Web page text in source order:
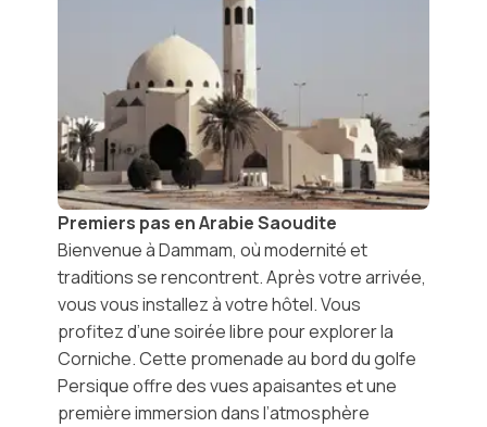
Premiers pas en Arabie Saoudite
Bienvenue àDammam, où modernité et
traditions se rencontrent. Après votre arrivée,
vous vous installez à votre hôtel. Vous
profitez d’une soirée libre pour explorer la
Corniche. Cette promenade au bord dugolfe
Persiqueoffre des vues apaisantes et une
première immersion dans l’atmosphère